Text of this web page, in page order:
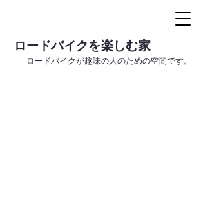
ロードバイクを楽しむ家
ロードバイクが趣味の人のための空間です。